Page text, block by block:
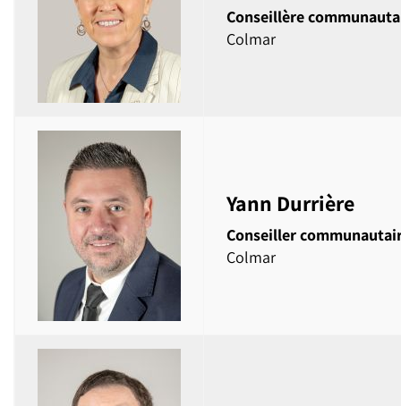
Conseillère
Colmar
Yann Durrière
Conseiller
Colmar